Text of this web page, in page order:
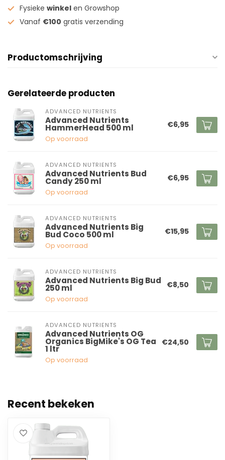
Fysieke winkel en Growshop
Vanaf €100 gratis verzending
Productomschrijving
Gerelateerde producten
ADVANCED NUTRIENTS
Advanced Nutrients
HammerHead 500 ml
Op voorraad
€6,95
ADVANCED NUTRIENTS
Advanced Nutrients Bud
Candy 250 ml
Op voorraad
€6,95
ADVANCED NUTRIENTS
Advanced Nutrients Big
Bud Coco 500 ml
Op voorraad
€15,95
ADVANCED NUTRIENTS
Advanced Nutrients Big Bud
250 ml
Op voorraad
€8,50
ADVANCED NUTRIENTS
Advanced Nutrients OG
Organics BigMike's OG Tea
1 ltr
Op voorraad
€24,50
Recent bekeken